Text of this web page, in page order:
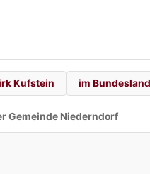
Kufstein im
Gemeinde Niederndorf